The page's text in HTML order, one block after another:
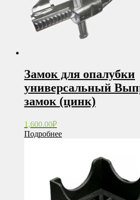
Замок для опалубки
универсальный
замок (цинк)
1,600.00₽
Подробнее